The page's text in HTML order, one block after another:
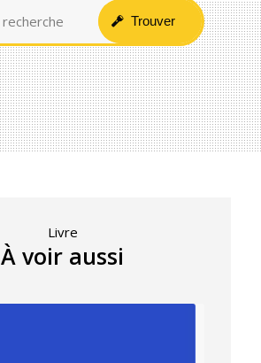
Livre
À voir aussi